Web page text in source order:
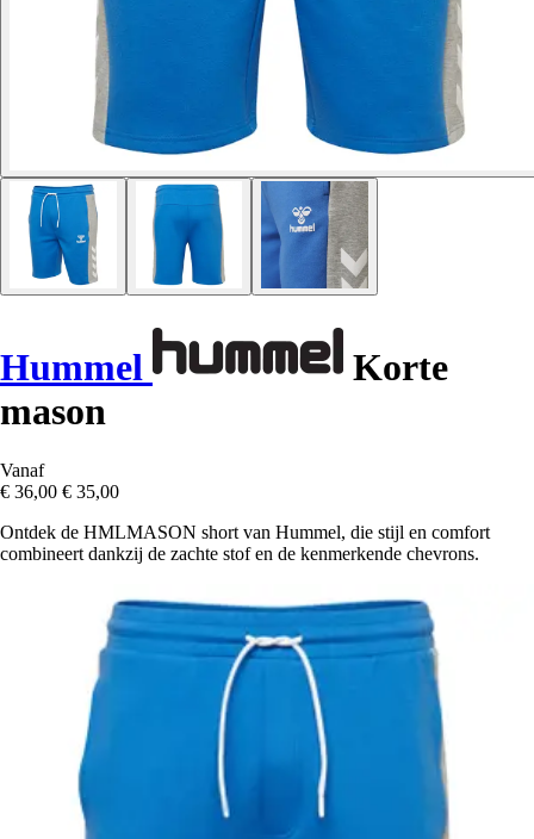
Hummel
Korte
mason
Vanaf
€ 36,00 € 35,00
Ontdek de HMLMASON short van Hummel, die stijl en comfort
combineert dankzij de zachte stof en de kenmerkende chevrons.